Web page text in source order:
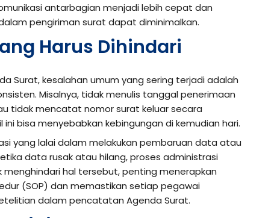
antarbagian menjadi lebih cepat dan
pengiriman surat dapat diminimalkan.
Harus Dihindari
Surat, kesalahan umum yang sering terjadi adalah
Misalnya, tidak menulis tanggal penerimaan
tidak mencatat nomor surat keluar secara
ini bisa menyebabkan kebingungan di kemudian hari.
yang lalai dalam melakukan pembaruan data atau
data rusak atau hilang, proses administrasi
menghindari hal tersebut, penting menerapkan
(SOP) dan memastikan setiap pegawai
dalam pencatatan Agenda Surat.